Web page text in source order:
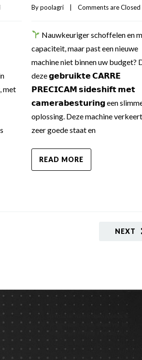
met
By poolagri Comments are Closed
Nauwkeuriger schoffelen en
capaciteit, maar past een nieuwe
machine niet binnen uw budget?
deze 𝗴𝗲𝗯𝗿𝘂𝗶𝗸𝘁𝗲 𝗖𝗔𝗥𝗥𝗘
𝗣𝗥𝗘𝗖𝗜𝗖𝗔𝗠 𝘀𝗶𝗱𝗲𝘀𝗵𝗶𝗳𝘁 𝗺𝗲𝘁
𝗰𝗮𝗺𝗲𝗿𝗮𝗯𝗲𝘀𝘁𝘂𝗿𝗶𝗻𝗴 een
oplossing. Deze machine
zeer goede staat en
READ MORE
NEXT